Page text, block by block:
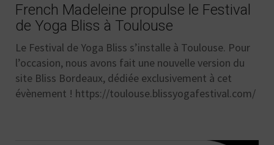
French Madeleine propulse le Festival
de Yoga Bliss à Toulouse
Le Festival de Yoga Bliss s’installe à Toulouse. Pour
l’occasion, nous avons fait une nouvelle version du
site Bliss Bordeaux, dédiée exclusivement à cet
évènement ! https://toulouse.blissyogafestival.com/